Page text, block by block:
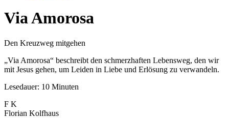
Via Amorosa
Den Kreuzweg mitgehen
„Via Amorosa“ beschreibt den schmerzhaften Lebensweg, den wir
mit Jesus gehen, um Leiden in Liebe und Erlösung zu verwandeln.
Lesedauer: 10 Minuten
F K
Florian Kolfhaus